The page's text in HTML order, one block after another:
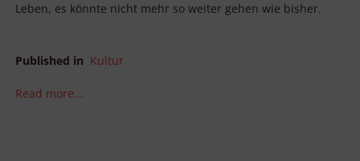
Leben, es könnte nicht mehr so weiter gehen wie bisher.
Published in Kultur
Read more...